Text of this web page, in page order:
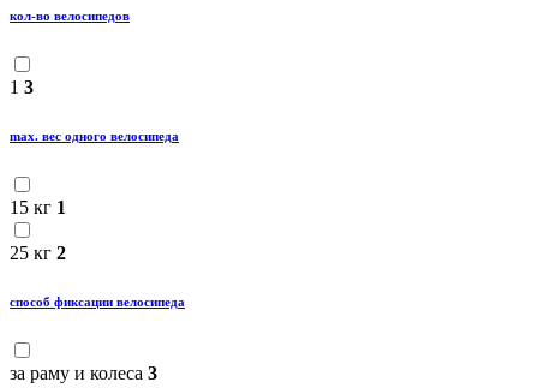
кол-во велосипедов
1 3
maх. вес одного велосипеда
15 кг 1
25 кг 2
способ фиксации велосипеда
за раму и колеса 3